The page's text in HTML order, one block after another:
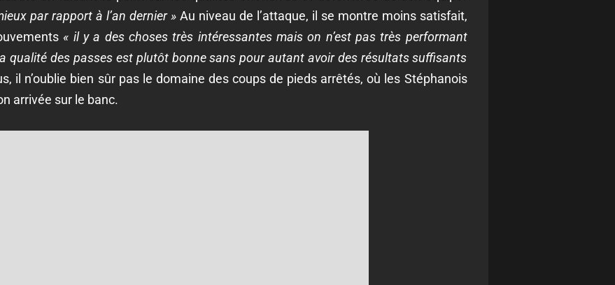
par rapport à l’an dernier »Au niveau de l’attaque, il se montre moins satisfait,
« il y a des choses très intéressantes mais on n’est pas très performant
qualité des passes est plutôt bonne sans pour autant avoir des résultats suffisants
il n’oublie bien sûr pas le domaine des coups de pieds arrêtés, où les Stéphanois
arrivée sur le banc.